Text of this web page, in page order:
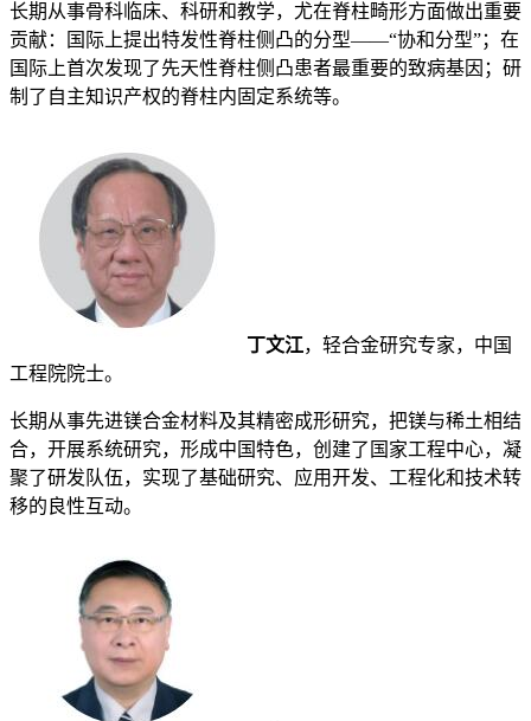
长期从事骨科临床、科研和教学，尤在脊柱畸形方面做出重要
贡献：国际上提出特发性脊柱侧凸的分型——“协和分型”；在
国际上首次发现了先天性脊柱侧凸患者最重要的致病基因；研
制了自主知识产权的脊柱内固定系统等。
丁文江，轻合金研究专家，中国
工程院院士。
长期从事先进镁合金材料及其精密成形研究，把镁与稀土相结
合，开展系统研究，形成中国特色，创建了国家工程中心，凝
聚了研发队伍，实现了基础研究、应用开发、工程化和技术转
移的良性互动。